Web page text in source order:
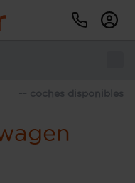
-- coches disponibles